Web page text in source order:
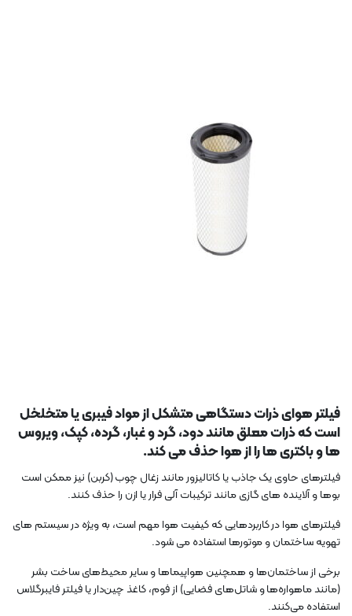
فیلتر هوای ذرات دستگاهی متشکل از مواد فیبری یا متخلخل
است که ذرات معلق مانند دود، گرد و غبار، گرده، کپک، ویروس
ها و باکتری ها را از هوا حذف می کند.
فیلترهای حاوی یک جاذب یا کاتالیزور مانند زغال چوب (کربن) نیز ممکن است
بوها و آلاینده های گازی مانند ترکیبات آلی فرار یا ازن را حذف کنند.
فیلترهای هوا در کاربردهایی که کیفیت هوا مهم است، به ویژه در سیستم های
تهویه ساختمان و موتورها استفاده می شود.
برخی از ساختمان‌ها و همچنین هواپیماها و سایر محیط‌های ساخت بشر
(مانند ماهواره‌ها و شاتل‌های فضایی) از فوم، کاغذ چین‌دار یا فیلتر فایبرگلاس
استفاده می‌کنند.